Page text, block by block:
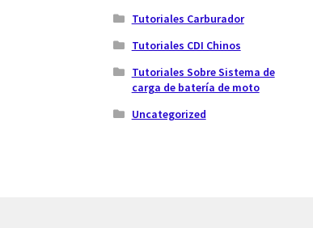
Tutoriales Carburador
Tutoriales CDI Chinos
Tutoriales Sobre Sistema de
carga de batería de moto
Uncategorized